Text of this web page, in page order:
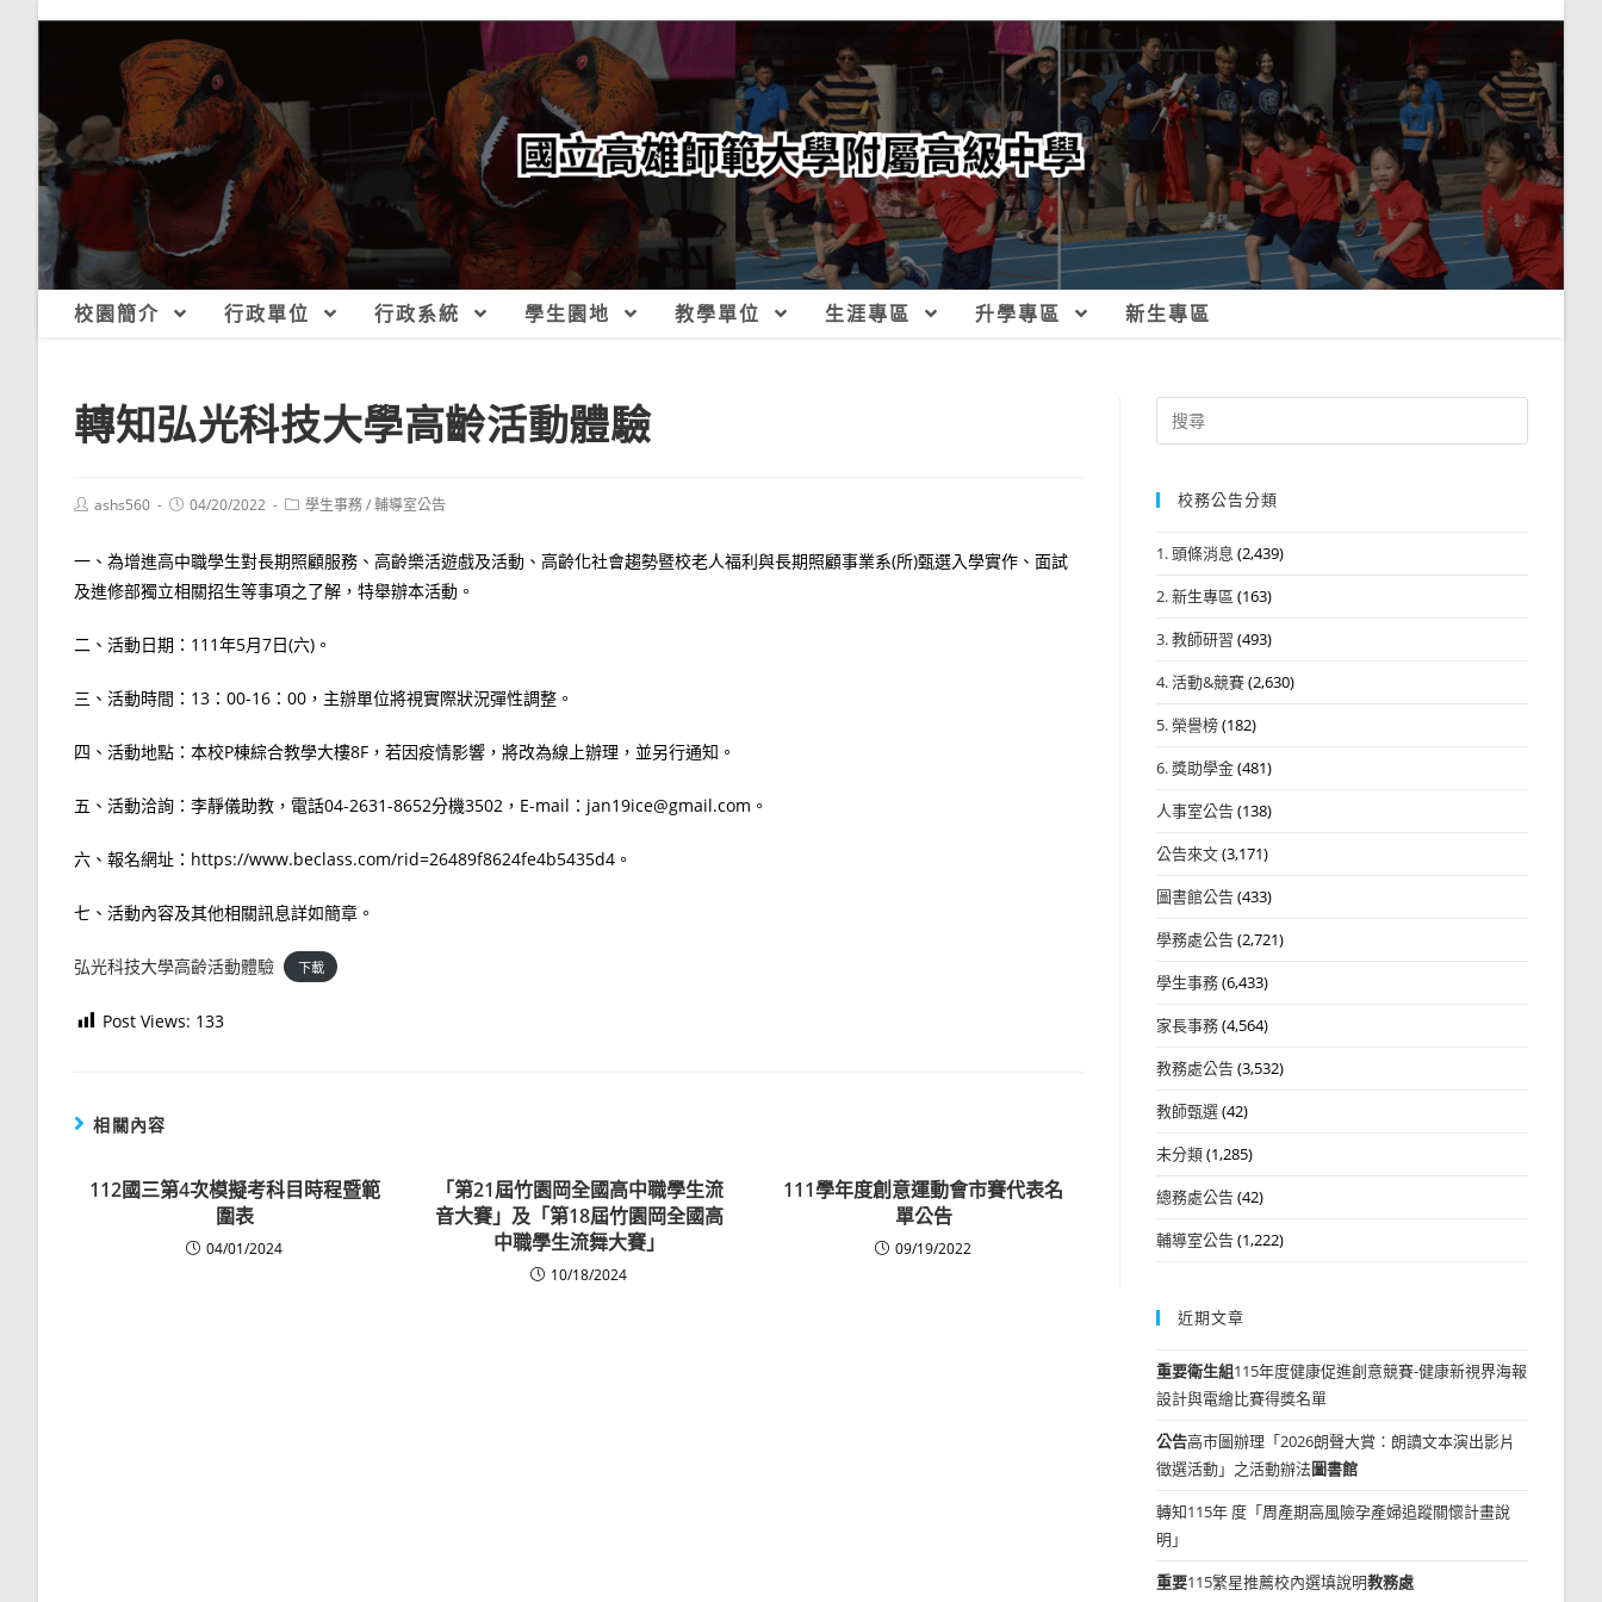
校園簡介 行政單位 行政系統 學生園地 教學單位 生涯專區 升學專區 新生專區
轉知弘光科技大學高齡活動體驗
Postashs560
Post04/20/2022
Post學生事務/輔導室公告
一、為增進高中職學生對長期照顧服務、高齡樂活遊戲及活動、高齡化社會趨勢暨校老人福利與長期照顧事業系(所)甄選入學實作、面試
及進修部獨立相關招生等事項之了解，特舉辦本活動。
二、活動日期：111年5月7日(六)。
三、活動時間：13：00-16：00，主辦單位將視實際狀況彈性調整。
四、活動地點：本校P棟綜合教學大樓8F，若因疫情影響，將改為線上辦理，並另行通知。
五、活動洽詢：李靜儀助教，電話04-2631-8652分機3502，E-mail：jan19ice@gmail.com。
六、報名網址：https://www.beclass.com/rid=26489f8624fe4b5435d4。
七、活動內容及其他相關訊息詳如簡章。
弘光科技大學高齡活動體驗 下載
Post Views: 133
相關內容
112國三第4次模擬考科目時程暨範
圍表
04/01/2024
「第21屆竹園岡全國高中職學生流
音大賽」及「第18屆竹園岡全國高
中職學生流舞大賽」
10/18/2024
111學年度創意運動會市賽代表名
單公告
09/19/2022
Search
for:
校務公告分類
1. 頭條消息 (2,439)
2. 新生專區 (163)
3. 教師研習 (493)
4. 活動&競賽(2,630)
5. 榮譽榜(182)
6. 獎助學金(481)
人事室公告(138)
公告來文(3,171)
圖書館公告(433)
學務處公告(2,721)
學生事務(6,433)
家長事務(4,564)
教務處公告(3,532)
教師甄選(42)
未分類(1,285)
總務處公告(42)
輔導室公告(1,222)
近期文章
重要衛生組115年度健康促進創意競賽-健康新視界海報
設計與電繪比賽得獎名單
公告高市圖辦理「2026朗聲大賞：朗讀文本演出影片
徵選活動」之活動辦法圖書館
轉知115年 度「周產期高風險孕產婦追蹤關懷計畫說
明」
重要115繁星推薦校內選填說明教務處